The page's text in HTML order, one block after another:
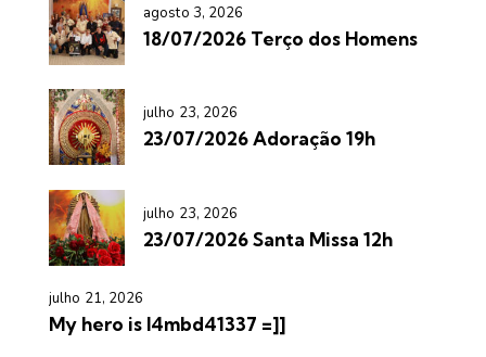
agosto 3, 2026
18/07/2026 Terço dos Homens
julho 23, 2026
23/07/2026 Adoração 19h
julho 23, 2026
23/07/2026 Santa Missa 12h
julho 21, 2026
My hero is l4mbd41337 =]]